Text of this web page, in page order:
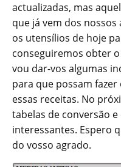
actualizadas, mas
que já vem dos nossos
os utensílios de hoje
conseguiremos obter
vou dar-vos algumas
para que possam
essas receitas. No
tabelas de conversão
interessantes. Espero
do vosso agrado.